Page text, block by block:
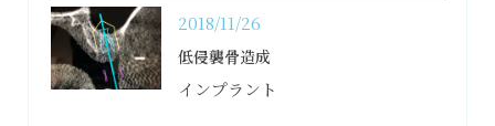
2018/11/26
低侵襲骨造成
インプラント